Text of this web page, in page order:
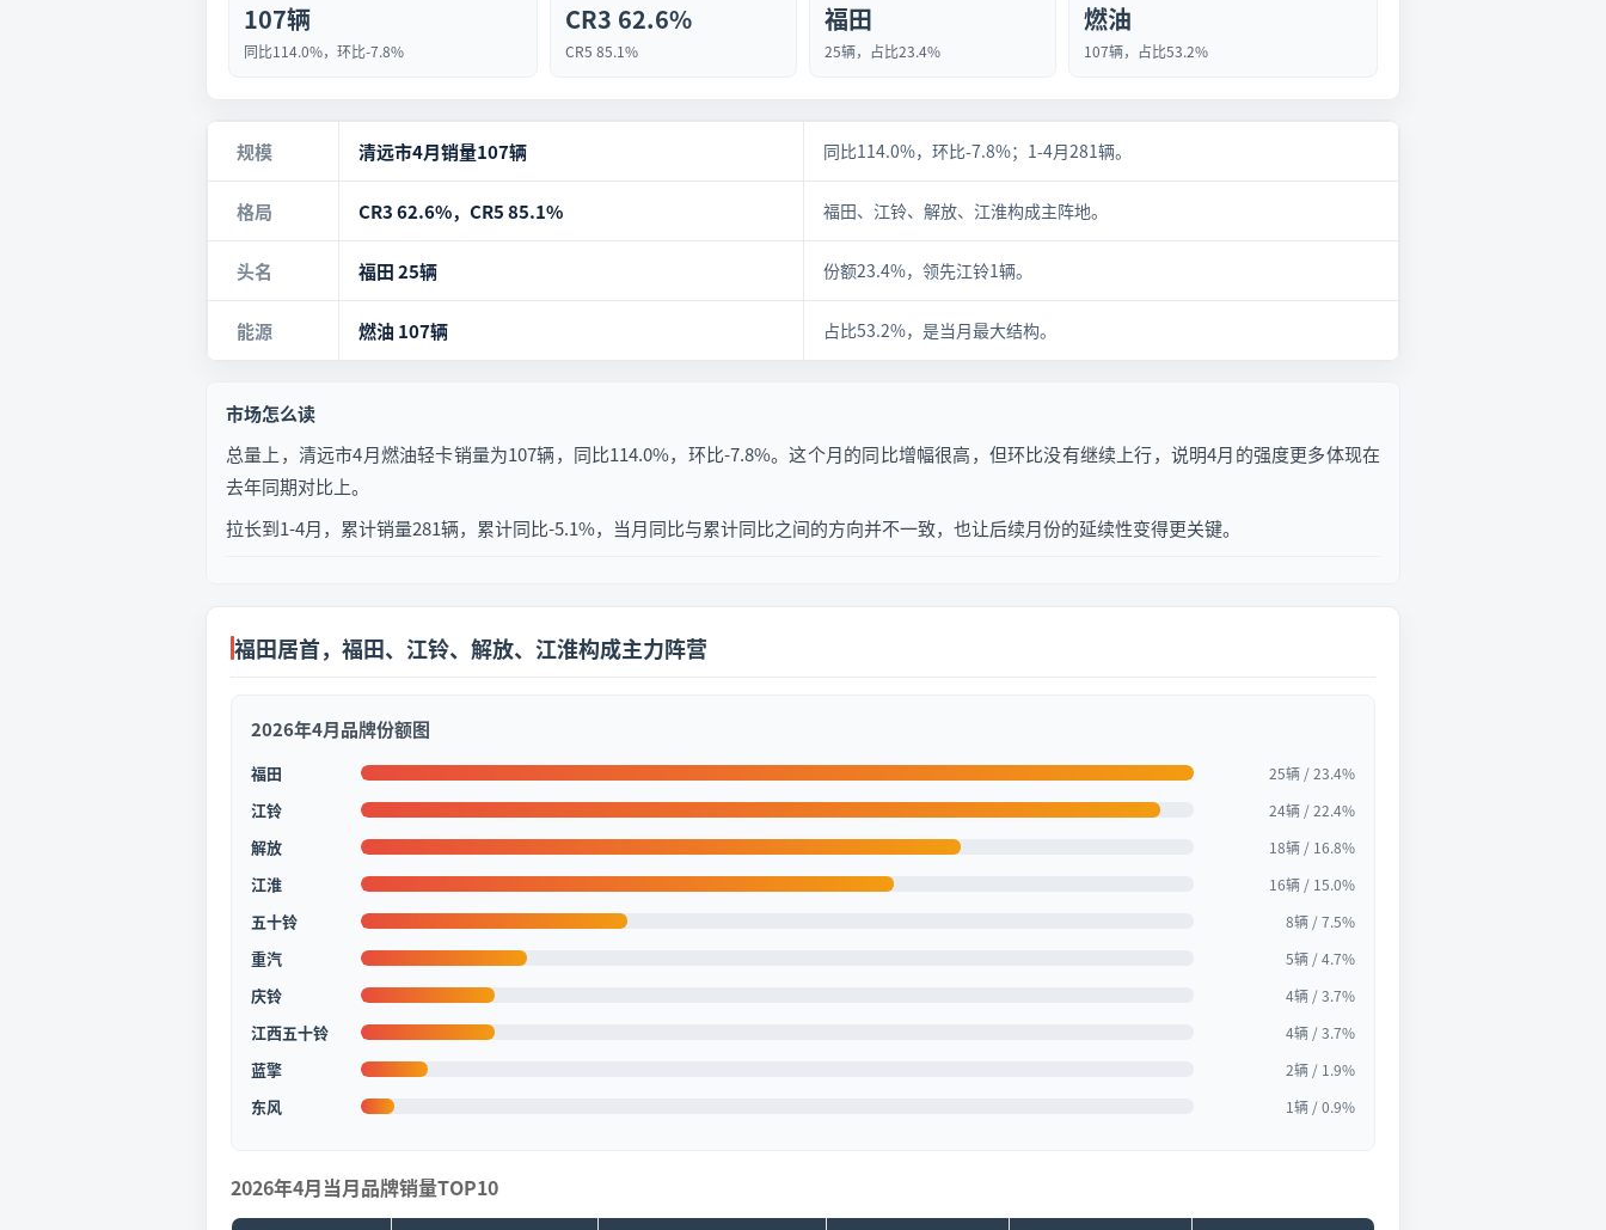
107辆
同比114.0%，环比-7.8%
CR3 62.6%
CR5 85.1%
福田
25辆，占比23.4%
燃油
107辆，占比53.2%
规模 清远市4月销量107辆 同比114.0%，环比-7.8%；1-4月281辆。
格局 CR3 62.6%，CR5 85.1% 福田、江铃、解放、江淮构成主阵地。
头名 福田 25辆 份额23.4%，领先江铃1辆。
能源 燃油 107辆 占比53.2%，是当月最大结构。
市场怎么读
总量上，清远市4月燃油轻卡销量为107辆，同比114.0%，环比-7.8%。这个月的同比增幅很高，但环比没有继续上行，说明4月的强度更多体现在
去年同期对比上。
拉长到1-4月，累计销量281辆，累计同比-5.1%，当月同比与累计同比之间的方向并不一致，也让后续月份的延续性变得更关键。
福田居首，福田、江铃、解放、江淮构成主力阵营
2026年4月品牌份额图
福田 25辆 / 23.4%
江铃 24辆 / 22.4%
解放 18辆 / 16.8%
江淮 16辆 / 15.0%
五十铃 8辆 / 7.5%
重汽 5辆 / 4.7%
庆铃 4辆 / 3.7%
江西五十铃 4辆 / 3.7%
蓝擎 2辆 / 1.9%
东风 1辆 / 0.9%
2026年4月当月品牌销量TOP10